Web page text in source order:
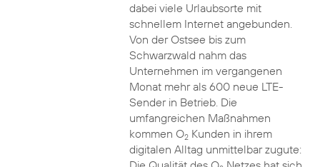
dabei viele Urlaubsorte mit
schnellem Internet angebunden.
Von der Ostsee bis zum
Schwarzwald nahm das
Unternehmen im vergangenen
Monat mehr als 600 neue LTE-
Sender in Betrieb. Die
umfangreichen Maßnahmen
kommen O2Kunden in ihrem
digitalen Alltag unmittelbar zugute: